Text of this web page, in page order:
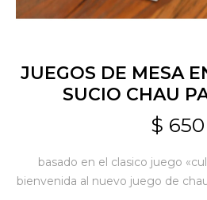
JUEGOS DE MESA
SUCIO CHAU
$ 650
basado en el clasico juego
bienvenida al nuevo juego de
Camping
Jardín y Aire Libre
Bazar